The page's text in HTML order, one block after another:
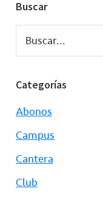
Buscar
Buscar...
Categorías
Abonos
Campus
Cantera
Club